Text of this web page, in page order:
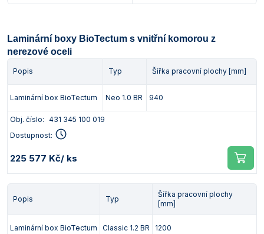
Laminární boxy BioTectum s vnitřní komorou z
nerezové oceli
Popis Typ Šířka pracovní plochy [mm]
Laminární box BioTectum Neo 1.0 BR 940
Obj. číslo: 431 345 100 019
Dostupnost:
225 577 Kč/ ks
Popis Typ
Šířka pracovní plochy
[mm]
Laminární box BioTectum Classic 1.2 BR 1200